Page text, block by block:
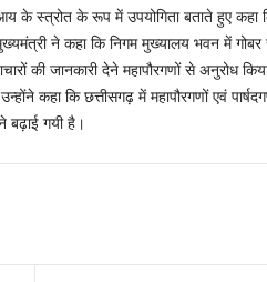
के स्त्रोत के रूप में उपयोगिता बताते हुए कहा
ने कहा कि निगम मुख्यालय भवन में गोबर
की जानकारी देने महापौरगणों से अनुरोध
कहा कि छत्तीसगढ़ में महापौरगणों एवं
बढ़ाई गयी है।